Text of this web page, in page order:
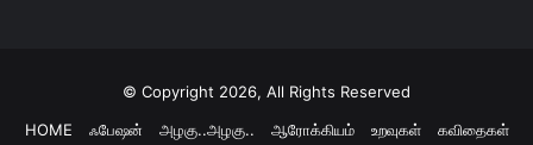
© Copyright 2026, All Rights Reserved
HOME
ஃபேஷன் அழகு..அழகு.. ஆரோக்கியம் உறவுகள் கவிதைகள்